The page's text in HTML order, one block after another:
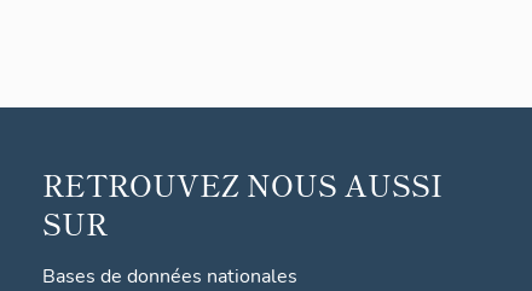
RETROUVEZ NOUS AUSSI
SUR
Bases de données nationales